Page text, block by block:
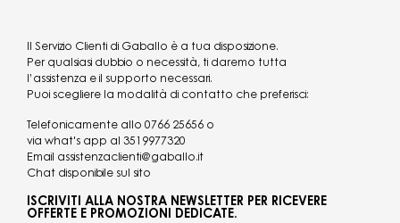
Il Servizio Clienti di Gaballo è a tua disposizione.
Per qualsiasi dubbio o necessità, ti daremo tutta
l’assistenza e il supporto necessari.
Puoi scegliere la modalità di contatto che preferisci:
Telefonicamente allo 0766 25656 o
via what's app al 3519977320
Email assistenzaclienti@gaballo.it
Chat disponibile sul sito
ISCRIVITI ALLA NOSTRA NEWSLETTER PER RICEVERE
OFFERTE E PROMOZIONI DEDICATE.